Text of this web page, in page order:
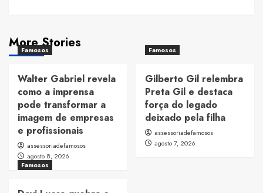
More Stories
Famosos
Walter Gabriel revela
como a imprensa
pode transformar a
imagem de empresas
e profissionais
assessoriadefamosos
agosto 8, 2026
Famosos
Gilberto Gil relembra
Preta Gil e destaca
força do legado
deixado pela filha
assessoriadefamosos
agosto 7, 2026
Famosos